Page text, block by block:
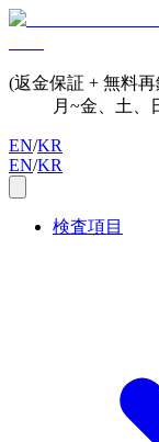
(返金保証 + 無料
月~金、土、
EN/KR
EN/KR
検査項目